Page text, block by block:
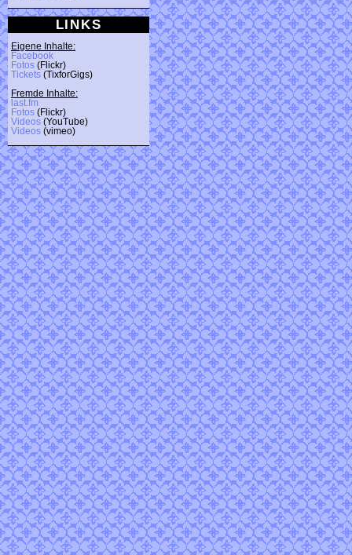
LINKS
Eigene Inhalte:
Facebook
Fotos (Flickr)
Tickets (TixforGigs)
Fremde Inhalte:
last.fm
Fotos (Flickr)
Videos (YouTube)
Videos (vimeo)